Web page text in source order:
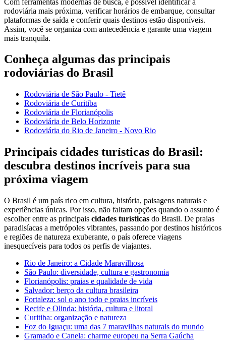
rodoviária mais próxima, verificar horários de embarque, consultar
plataformas de saída e conferir quais destinos estão disponíveis.
Assim, você se organiza com antecedência e garante uma viagem
mais tranquila.
Conheça algumas das principais
rodoviárias do Brasil
Rodoviária de São Paulo - Tietê
Rodoviária de Curitiba
Rodoviária de Florianópolis
Rodoviária de Belo Horizonte
Rodoviária do Rio de Janeiro - Novo Rio
Principais cidades turísticas do Brasil:
descubra destinos incríveis para sua
próxima viagem
O Brasil é um país rico em cultura, história, paisagens naturais e
experiências únicas. Por isso, não faltam opções quando o assunto é
escolher entre as principais cidades turísticas do Brasil. De praias
paradisíacas a metrópoles vibrantes, passando por destinos históricos
e regiões de natureza exuberante, o país oferece viagens
inesquecíveis para todos os perfis de viajantes.
Rio de Janeiro: a Cidade Maravilhosa
São Paulo: diversidade, cultura e gastronomia
Florianópolis: praias e qualidade de vida
Salvador: berço da cultura brasileira
Fortaleza: sol o ano todo e praias incríveis
Recife e Olinda: história, cultura e litoral
Curitiba: organização e natureza
Foz do Iguaçu: uma das 7 maravilhas naturais do mundo
Gramado e Canela: charme europeu na Serra Gaúcha